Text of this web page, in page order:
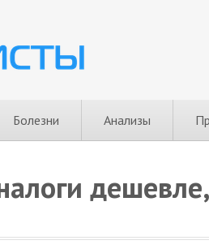
Болезни Анализы